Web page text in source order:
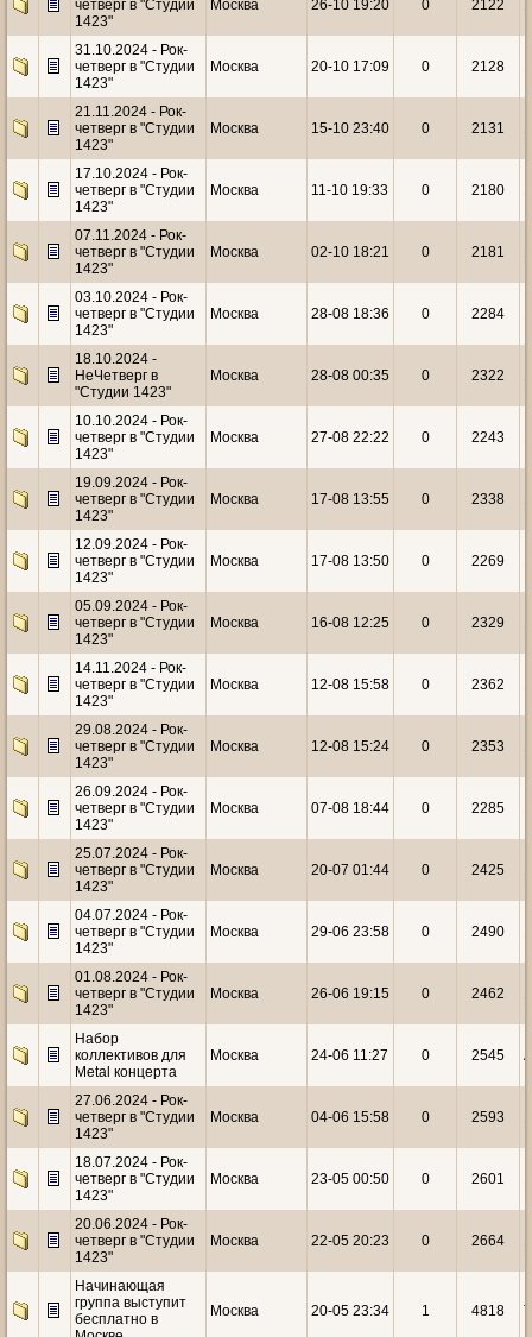
четверг в "Студии
1423"
Москва 26-10 19:20 0 2122
31.10.2024 - Рок-
четверг в "Студии
1423"
Москва 20-10 17:09 0 2128
21.11.2024 - Рок-
четверг в "Студии
1423"
Москва 15-10 23:40 0 2131
17.10.2024 - Рок-
четверг в "Студии
1423"
Москва 11-10 19:33 0 2180
07.11.2024 - Рок-
четверг в "Студии
1423"
Москва 02-10 18:21 0 2181
03.10.2024 - Рок-
четверг в "Студии
1423"
Москва 28-08 18:36 0 2284
18.10.2024 -
НеЧетверг в
"Студии 1423"
Москва 28-08 00:35 0 2322
10.10.2024 - Рок-
четверг в "Студии
1423"
Москва 27-08 22:22 0 2243
19.09.2024 - Рок-
четверг в "Студии
1423"
Москва 17-08 13:55 0 2338
12.09.2024 - Рок-
четверг в "Студии
1423"
Москва 17-08 13:50 0 2269
05.09.2024 - Рок-
четверг в "Студии
1423"
Москва 16-08 12:25 0 2329
14.11.2024 - Рок-
четверг в "Студии
1423"
Москва 12-08 15:58 0 2362
29.08.2024 - Рок-
четверг в "Студии
1423"
Москва 12-08 15:24 0 2353
26.09.2024 - Рок-
четверг в "Студии
1423"
Москва 07-08 18:44 0 2285
25.07.2024 - Рок-
четверг в "Студии
1423"
Москва 20-07 01:44 0 2425
04.07.2024 - Рок-
четверг в "Студии
1423"
Москва 29-06 23:58 0 2490
01.08.2024 - Рок-
четверг в "Студии
1423"
Москва 26-06 19:15 0 2462
Набор
коллективов для
Metal концерта
Москва 24-06 11:27 0 2545
27.06.2024 - Рок-
четверг в "Студии
1423"
Москва 04-06 15:58 0 2593
18.07.2024 - Рок-
четверг в "Студии
1423"
Москва 23-05 00:50 0 2601
20.06.2024 - Рок-
четверг в "Студии
1423"
Москва 22-05 20:23 0 2664
Начинающая
группа выступит
бесплатно в
Москва 20-05 23:34 1 4818